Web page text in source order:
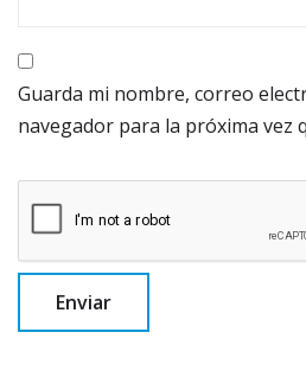
Guarda mi nombre, correo
navegador para la próxima vez